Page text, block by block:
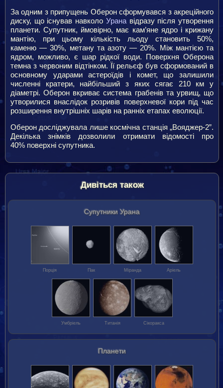
За одним з припущень Оберон сформувався з акреційного
диску, що існував навколо Уранавідразу після утворення
планети. Супутник, ймовірно, має кам’яне ядро і крижану
мантію, при цьому кількість льоду становить 50%,
каменю — 30%, метану та азоту — 20%. Між мантією та
ядром, можливо, є шар рідкої води. Поверхня Оберона
темна з червоним відтінком. Її рельєф був сформований в
основному ударами астероїдів і комет, що залишили
численні кратери, найбільший з яких сягає 210 км у
діаметрі. Оберон вкриває система грабенів та урвищ, що
утворилися внаслідок розривів поверхневої кори під час
розширення внутрішніх шарів на ранніх етапах еволюції.
Оберон досліджувала лише космічна станція „Вояджер-2”.
Декілька знімків дозволили отримати відомості про
40% поверхні супутника.
Дивіться також
Супутники Урана
Порція Пак Міранда Аріель
Умбріель Титанія Сікоракса
Планети